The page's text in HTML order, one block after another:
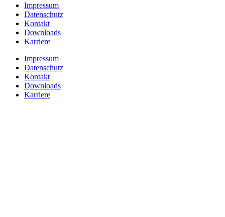
Impressum
Datenschutz
Kontakt
Downloads
Karriere
Impressum
Datenschutz
Kontakt
Downloads
Karriere